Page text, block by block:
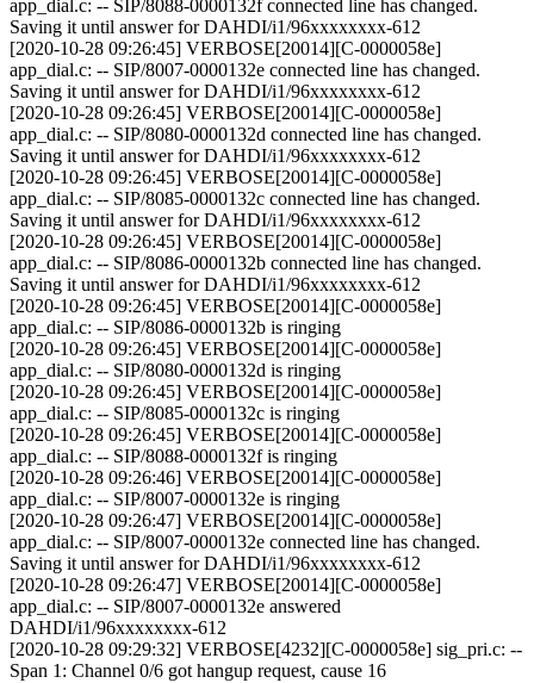
app_dial.c: -- SIP/8088-0000132f connected line has changed.
Saving it until answer for DAHDI/i1/96xxxxxxxx-612
[2020-10-28 09:26:45] VERBOSE[20014][C-0000058e]
app_dial.c: -- SIP/8007-0000132e connected line has changed.
Saving it until answer for DAHDI/i1/96xxxxxxxx-612
[2020-10-28 09:26:45] VERBOSE[20014][C-0000058e]
app_dial.c: -- SIP/8080-0000132d connected line has changed.
Saving it until answer for DAHDI/i1/96xxxxxxxx-612
[2020-10-28 09:26:45] VERBOSE[20014][C-0000058e]
app_dial.c: -- SIP/8085-0000132c connected line has changed.
Saving it until answer for DAHDI/i1/96xxxxxxxx-612
[2020-10-28 09:26:45] VERBOSE[20014][C-0000058e]
app_dial.c: -- SIP/8086-0000132b connected line has changed.
Saving it until answer for DAHDI/i1/96xxxxxxxx-612
[2020-10-28 09:26:45] VERBOSE[20014][C-0000058e]
app_dial.c: -- SIP/8086-0000132b is ringing
[2020-10-28 09:26:45] VERBOSE[20014][C-0000058e]
app_dial.c: -- SIP/8080-0000132d is ringing
[2020-10-28 09:26:45] VERBOSE[20014][C-0000058e]
app_dial.c: -- SIP/8085-0000132c is ringing
[2020-10-28 09:26:45] VERBOSE[20014][C-0000058e]
app_dial.c: -- SIP/8088-0000132f is ringing
[2020-10-28 09:26:46] VERBOSE[20014][C-0000058e]
app_dial.c: -- SIP/8007-0000132e is ringing
[2020-10-28 09:26:47] VERBOSE[20014][C-0000058e]
app_dial.c: -- SIP/8007-0000132e connected line has changed.
Saving it until answer for DAHDI/i1/96xxxxxxxx-612
[2020-10-28 09:26:47] VERBOSE[20014][C-0000058e]
app_dial.c: -- SIP/8007-0000132e answered
DAHDI/i1/96xxxxxxxx-612
[2020-10-28 09:29:32] VERBOSE[4232][C-0000058e] sig_pri.c: --
Span 1: Channel 0/6 got hangup request, cause 16